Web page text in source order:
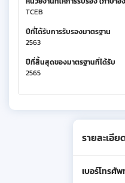
TCEB
ปีที่ได้รับการรับรองมาตรฐาน
2563
ปีที่สิ้นสุดของมาตรฐานที่ได้รับ
2565
รายละเอี
เบอร์โทรศั